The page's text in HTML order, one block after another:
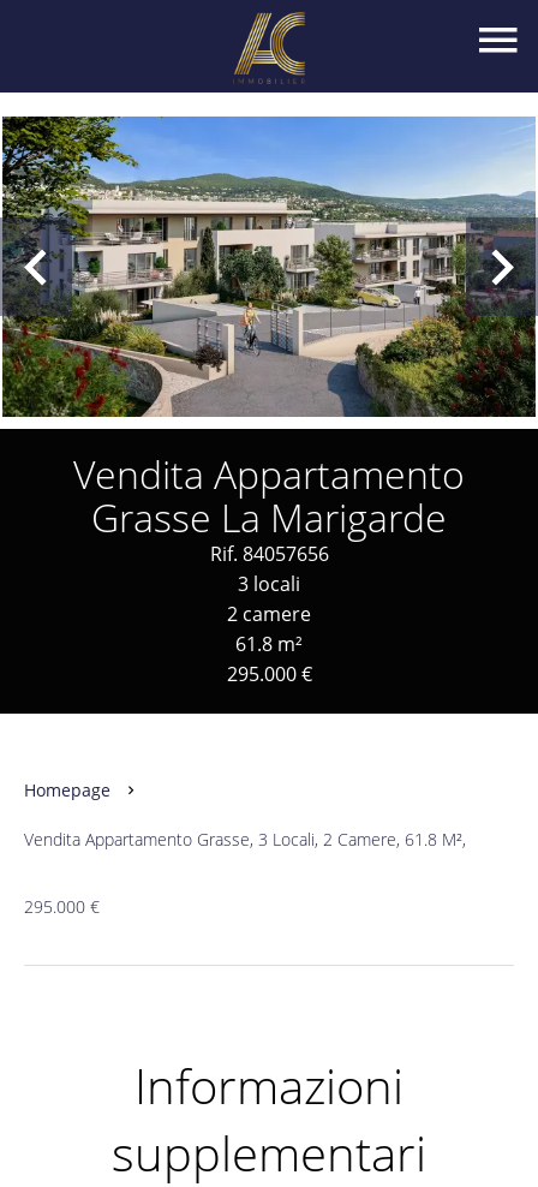
Vendita Appartamento
Grasse La Marigarde
Rif. 84057656
3 locali
2 camere
61.8 m²
295.000 €
Homepage
Vendita Appartamento Grasse, 3 Locali, 2 Camere, 61.8 M²,
295.000 €
Informazioni
supplementari